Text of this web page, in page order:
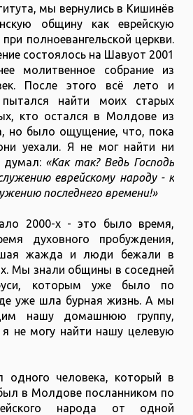
мы вернулись в Кишинёв
общину как еврейскую
полноевангельской церкви.
состоялось на Шавуот 2001
молитвенное собрание из
После этого всё лето и
найти моих старых
кто остался в Молдове из
но было ощущение, что, пока
уехали. Я не мог найти ни
думал: «Как так? Ведь Господь
еврейскому народу - к
последнего времени!»
2000-х - это было время,
духовного пробуждения,
жажда и люди бежали в
Мы знали общины в соседней
которым уже было по
уже шла бурная жизнь. А мы
нашу домашнюю группу,
не могу найти нашу целевую
одного человека, который в
в Молдове посланником по
народа от одной